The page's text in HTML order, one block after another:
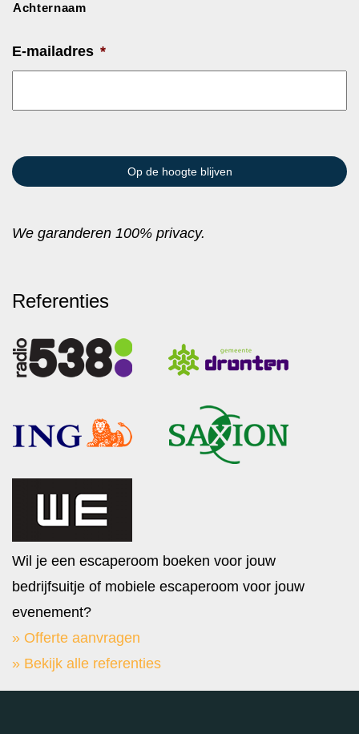
Achternaam
E-mailadres *
We garanderen 100% privacy.
Referenties
Wil je een escaperoom boeken voor jouw
bedrijfsuitje of mobiele escaperoom voor jouw
evenement?
» Offerte aanvragen
» Bekijk alle referenties